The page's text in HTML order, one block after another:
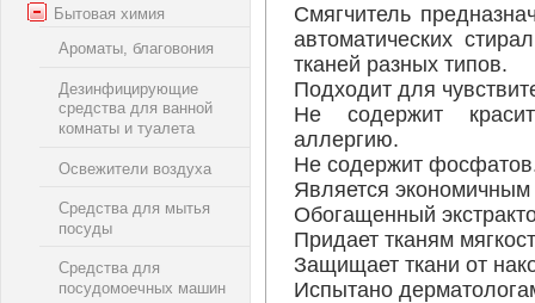
Бытовая химия
Ароматы, благовония
Дезинфицирующие
средства для ванной
комнаты и туалета
Освежители воздуха
Средства для мытья
посуды
Средства для
посудомоечных машин
Смягчитель
автоматических
тканей разных типов.
Подходит для
Не содержит
аллергию.
Не содержит
Является экономичным
Обогащенный
Придает тканям
Защищает ткани от
Испытано